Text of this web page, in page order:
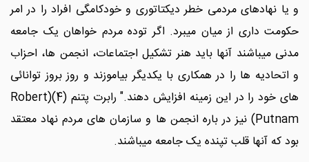
و یا نهادهای مردمی خطر دیکتاتوری و خودکامگی افراد را در امر
حکومت داری از میان میبرد. اگر توده مردم خواهان یک جامعه
مدنی میباشند آنها باید هنر تشکیل اجتماعات، انجمن ها، احزاب
و اتحادیه ها را در همکاری با یکدیگر بیاموزند و روز بروز توانائی
های خود را در این زمینه افزایش دهند." رابرت پتنم (4)(Robert
Putnam) نیز در باره انجمن ها و سازمان های مردم نهاد معتقد
بود که آنها قلب تپنده یک جامعه میباشند.